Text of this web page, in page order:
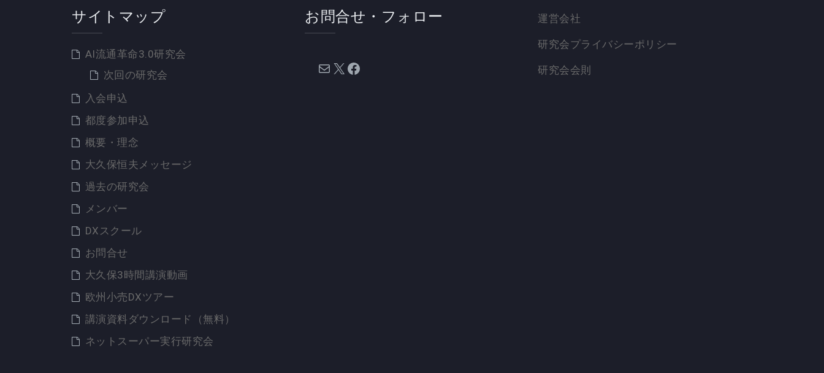
サイトマップ
AI流通革命3.0研究会
次回の研究会
入会申込
都度参加申込
概要・理念
大久保恒夫メッセージ
過去の研究会
メンバー
DXスクール
お問合せ
大久保3時間講演動画
欧州小売DXツアー
講演資料ダウンロード（無料）
ネットスーパー実行研究会
お問合せ・フォロー
メール X Facebook
運営会社
研究会プライバシーポリシー
研究会会則